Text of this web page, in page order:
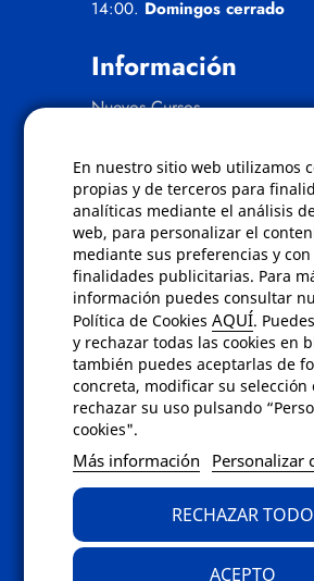
En nuestro sitio web utilizamos
propias y de terceros para
analíticas mediante el análisis
web, para personalizar el
mediante sus preferencias y con
finalidades publicitarias. Para
información puedes consultar
Política de CookiesAQUÍ.
y rechazar todas las cookies en
también puedes aceptarlas de
concreta, modificar su selección
rechazar su uso pulsando
cookies".
Más información Personalizar
RECHAZAR TODO
ACEPTO
14:00. Domingos cerrado
Información
Nuevos Cursos
Políticas
Condiciones de compra
Aviso de privacidad
Cookies
Bajas comunicados
Derecho de desistimiento
Preguntas frecuentes
Contacto
Envíanos un email a
bien rellena nuestro